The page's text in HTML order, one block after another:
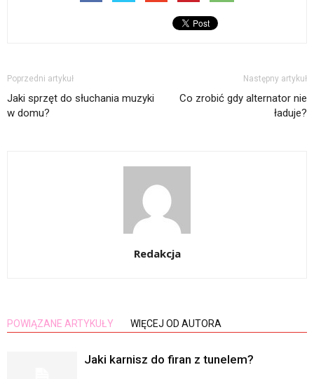
Poprzedni artykuł
Jaki sprzęt do słuchania muzyki
w domu?
Następny artykuł
Co zrobić gdy alternator nie
ładuje?
Redakcja
POWIĄZANE ARTYKUŁY WIĘCEJ OD AUTORA
Jaki karnisz do firan z tunelem?